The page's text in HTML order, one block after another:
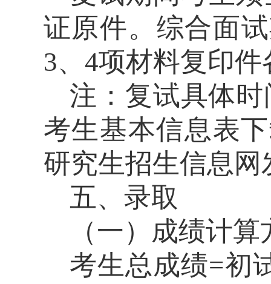
证原件。综合面
3、 4项材料复印件
注：复试具体
考生基本信息表
研究生招生信息网
五、录取
（一）成绩计算
考生总成绩=初